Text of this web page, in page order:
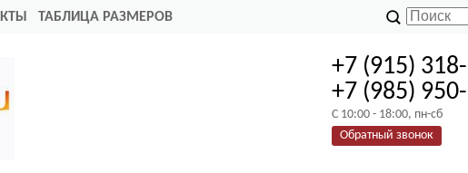
ТАБЛИЦА РАЗМЕРОВ
+7 (915)
+7 (985)
C 10:00 - 18:00, пн-сб
Обратный звонок